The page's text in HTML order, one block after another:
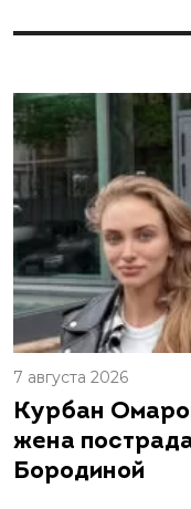
7 августа 2026
Курбан
жена
Бородиной